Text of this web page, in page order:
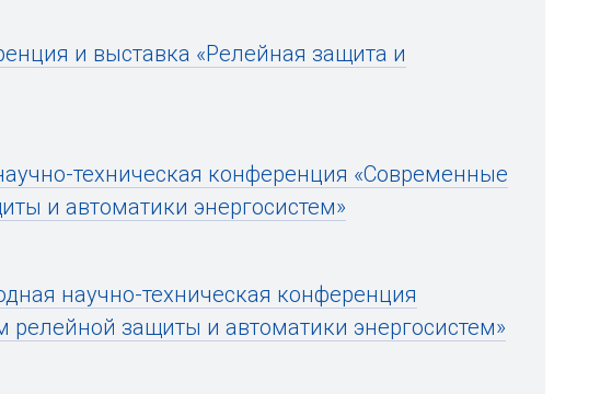
и выставка «Релейная защита и
техническая конференция «Современные
и автоматики энергосистем»
научно-техническая конференция
защиты и автоматики энергосистем»